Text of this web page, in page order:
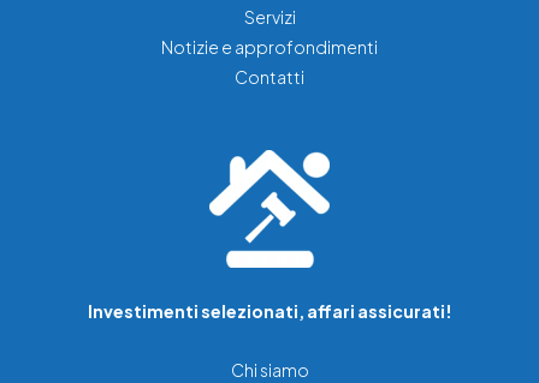
Servizi
Notizie e approfondimenti
Contatti
Investimenti selezionati, affari assicurati!
Chi siamo